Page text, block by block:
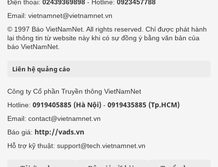
Điện thoại: 02439369898 - Hotline: 0923457788
Email: vietnamnet@vietnamnet.vn
© 1997 Báo VietNamNet. All rights reserved. Chỉ được phát hành
lại thông tin từ website này khi có sự đồng ý bằng văn bản của
báo VietNamNet.
Liên hệ quảng cáo
Công ty Cổ phần Truyền thông VietNamNet
Hotline: 0919405885 (Hà Nội) - 0919435885 (Tp.HCM)
Email: contact@vietnamnet.vn
Báo giá: http://vads.vn
Hỗ trợ kỹ thuật: support@tech.vietnamnet.vn